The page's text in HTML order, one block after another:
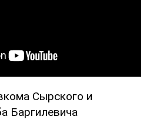
Сырского и
Баргилевича